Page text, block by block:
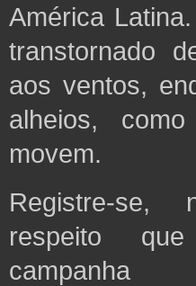
América Latina.
transtornado
aos ventos,
alheios,
movem.
Registre-
respeito